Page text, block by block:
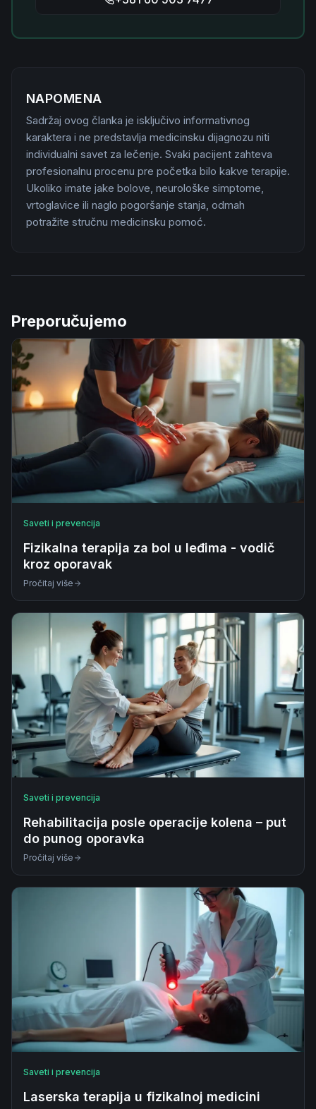
NAPOMENA
Sadržaj ovog članka je isključivo informativnog
karaktera i ne predstavlja medicinsku dijagnozu niti
individualni savet za lečenje. Svaki pacijent zahteva
profesionalnu procenu pre početka bilo kakve terapije.
Ukoliko imate jake bolove, neurološke simptome,
vrtoglavice ili naglo pogoršanje stanja, odmah
potražite stručnu medicinsku pomoć.
Preporučujemo
Saveti i prevencija
Fizikalna terapija za bol u leđima - vodič
kroz oporavak
Pročitaj više
Saveti i prevencija
Rehabilitacija posle operacije kolena – put
do punog oporavka
Pročitaj više
Saveti i prevencija
Laserska terapija u fizikalnoj medicini